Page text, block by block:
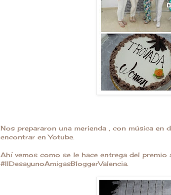
Nos prepararon una merienda , con música
encontrar en Yotube.
Ahí vemos como se le hace entrega del
#IIDesayunoAmigasBloggerValencia.